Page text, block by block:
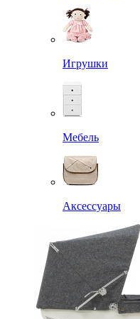
Игрушки
Мебель
Аксессуары